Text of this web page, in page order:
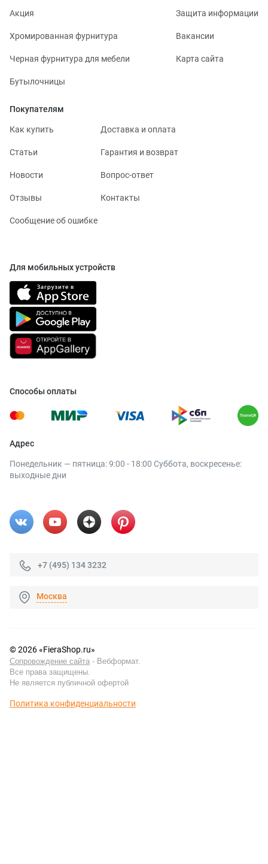
Акция
Хромированная фурнитура
Черная фурнитура для мебели
Бутылочницы
Защита информации
Вакансии
Карта сайта
Покупателям
Как купить Доставка и оплата
Статьи Гарантия и возврат
Новости Вопрос-ответ
Отзывы Контакты
Сообщение об ошибке
Для мобильных устройств
Способы оплаты
Адрес
Понедельник — пятница: 9:00 - 18:00 Суббота, воскресенье:
выходные дни
+7 (495) 134 3232
Москва
© 2026 «FieraShop.ru»
Сопровождение сайта - Вебформат.
Все права защищены.
Не является публичной офертой
Политика конфиденциальности